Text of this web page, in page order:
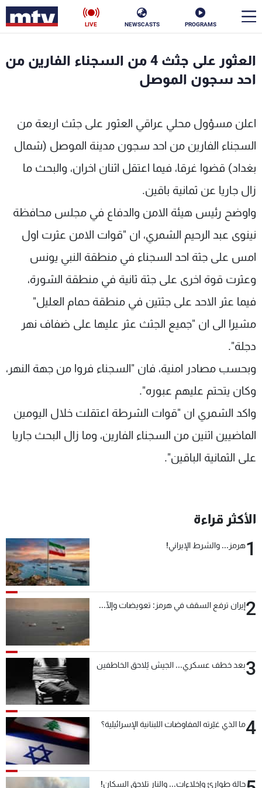
PROGRAMS
NEWSCASTS
LIVE
العثور على جثث 4 من السجناء الفارين من
احد سجون الموصل
اعلن مسؤول محلي عراقي العثور على جثث اربعة من
السجناء الفارين من احد سجون مدينة الموصل (شمال
بغداد) قضوا غرقا، فيما اعتقل اثنان اخران، والبحث ما
زال جاريا عن ثمانية باقين.
واوضح رئيس هيئة الامن والدفاع في مجلس محافظة
نينوى عبد الرحيم الشمري، ان "قوات الامن عثرت اول
امس على جثة احد السجناء في منطقة النبي يونس
وعثرت قوة اخرى على جثة ثانية في منطقة الشورة،
فيما عثر الاحد على جثتين في منطقة حمام العليل"
مشيرا الى ان "جميع الجثث عثر عليها على ضفاف نهر
دجلة".
وبحسب مصادر امنية، فان "السجناء فروا من جهة النهر،
وكان يتحتم عليهم عبوره".
واكد الشمري ان "قوات الشرطة اعتقلت خلال اليومين
الماضيين اثنين من السجناء الفارين، وما زال البحث جاريا
على الثمانية الباقين".
الأكثر قراءة
1هرمز... والشرط الإيراني!
2إيران ترفع السقف في هرمز: تعويضات وإلّا...
3بعد خطف عسكري... الجيش يُلاحق الخاطفين
4ما الذي غيّرته المفاوضات اللبنانية الإسرائيلية؟
حالة طوارئ وإخلاءات... والنار تلاحق السكان!
الأخبار
منوعات رياضة
كأس العالم
البرامج
جدول البرامج
شاهد البرامج
عن MTV
الإنـتـاج
لاعلاناتكم
وظائف
سياسة الخصوصية